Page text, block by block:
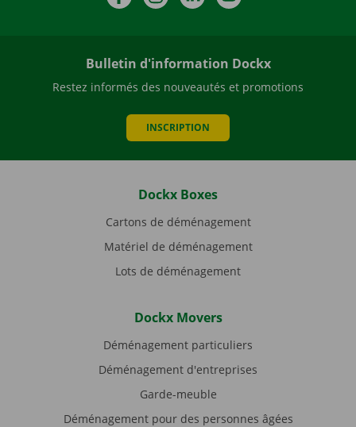
Bulletin d'information Dockx
Restez informés des nouveautés et promotions
INSCRIPTION
Dockx Boxes
Cartons de déménagement
Matériel de déménagement
Lots de déménagement
Dockx Movers
Déménagement particuliers
Déménagement d'entreprises
Garde-meuble
Déménagement pour des personnes âgées